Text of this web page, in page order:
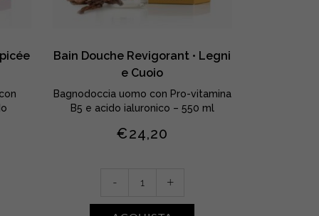
Bain Douche Revigorant • Legni
e Cuoio
Bagnodoccia uomo con Pro-vitamina
B5 e acido ialuronico – 550 ml
€24,20
Revigorant
- +